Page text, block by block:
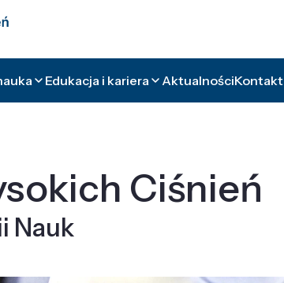
Edukacja i kariera AktualnościKontakt
Ciśnień
Nauk